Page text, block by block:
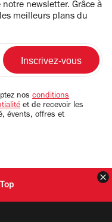
newsletter. Grâce à
meilleurs plans du
nos conditions
et de recevoir les
évents, offres et